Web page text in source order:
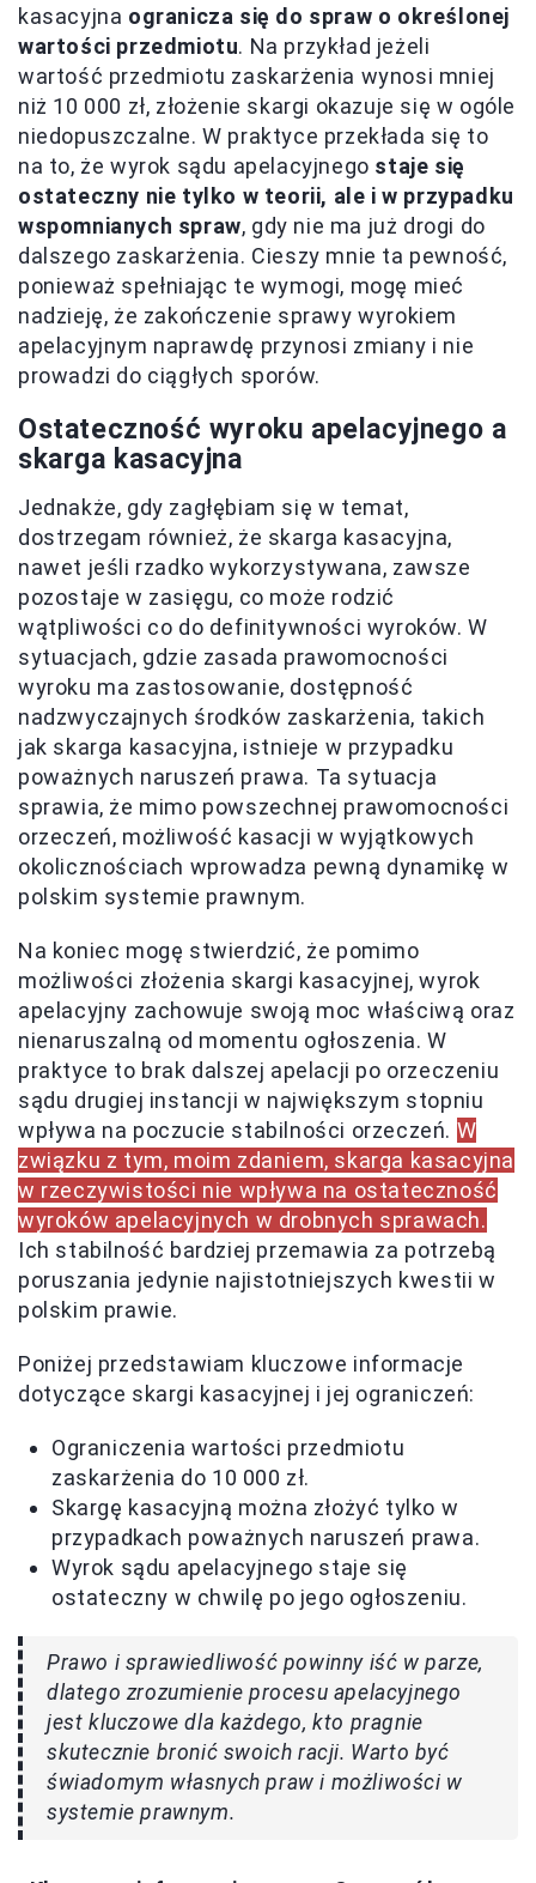
kasacyjna ogranicza się do spraw o określonej
wartości przedmiotu. Na przykład jeżeli
wartość przedmiotu zaskarżenia wynosi mniej
niż 10 000 zł, złożenie skargi okazuje się w ogóle
niedopuszczalne. W praktyce przekłada się to
na to, że wyrok sądu apelacyjnego staje się
ostateczny nie tylko w teorii, ale i w przypadku
wspomnianych spraw, gdy nie ma już drogi do
dalszego zaskarżenia. Cieszy mnie ta pewność,
ponieważ spełniając te wymogi, mogę mieć
nadzieję, że zakończenie sprawy wyrokiem
apelacyjnym naprawdę przynosi zmiany i nie
prowadzi do ciągłych sporów.
Ostateczność wyroku apelacyjnego a
skarga kasacyjna
Jednakże, gdy zagłębiam się w temat,
dostrzegam również, że skarga kasacyjna,
nawet jeśli rzadko wykorzystywana, zawsze
pozostaje w zasięgu, co może rodzić
wątpliwości co do definitywności wyroków. W
sytuacjach, gdzie zasada prawomocności
wyroku ma zastosowanie, dostępność
nadzwyczajnych środków zaskarżenia, takich
jak skarga kasacyjna, istnieje w przypadku
poważnych naruszeń prawa. Ta sytuacja
sprawia, że mimo powszechnej prawomocności
orzeczeń, możliwość kasacji w wyjątkowych
okolicznościach wprowadza pewną dynamikę w
polskim systemie prawnym.
Na koniec mogę stwierdzić, że pomimo
możliwości złożenia skargi kasacyjnej, wyrok
apelacyjny zachowuje swoją moc właściwą oraz
nienaruszalną od momentu ogłoszenia. W
praktyce to brak dalszej apelacji po orzeczeniu
sądu drugiej instancji w największym stopniu
wpływa na poczucie stabilności orzeczeń. W
związku z tym, moim zdaniem, skarga kasacyjna
w rzeczywistości nie wpływa na ostateczność
wyroków apelacyjnych w drobnych sprawach.
Ich stabilność bardziej przemawia za potrzebą
poruszania jedynie najistotniejszych kwestii w
polskim prawie.
Poniżej przedstawiam kluczowe informacje
dotyczące skargi kasacyjnej i jej ograniczeń:
Ograniczenia wartości przedmiotu
zaskarżenia do 10 000 zł.
Skargę kasacyjną można złożyć tylko w
przypadkach poważnych naruszeń prawa.
Wyrok sądu apelacyjnego staje się
ostateczny w chwilę po jego ogłoszeniu.
Prawo i sprawiedliwość powinny iść w parze,
dlatego zrozumienie procesu apelacyjnego
jest kluczowe dla każdego, kto pragnie
skutecznie bronić swoich racji. Warto być
świadomym własnych praw i możliwości w
systemie prawnym.